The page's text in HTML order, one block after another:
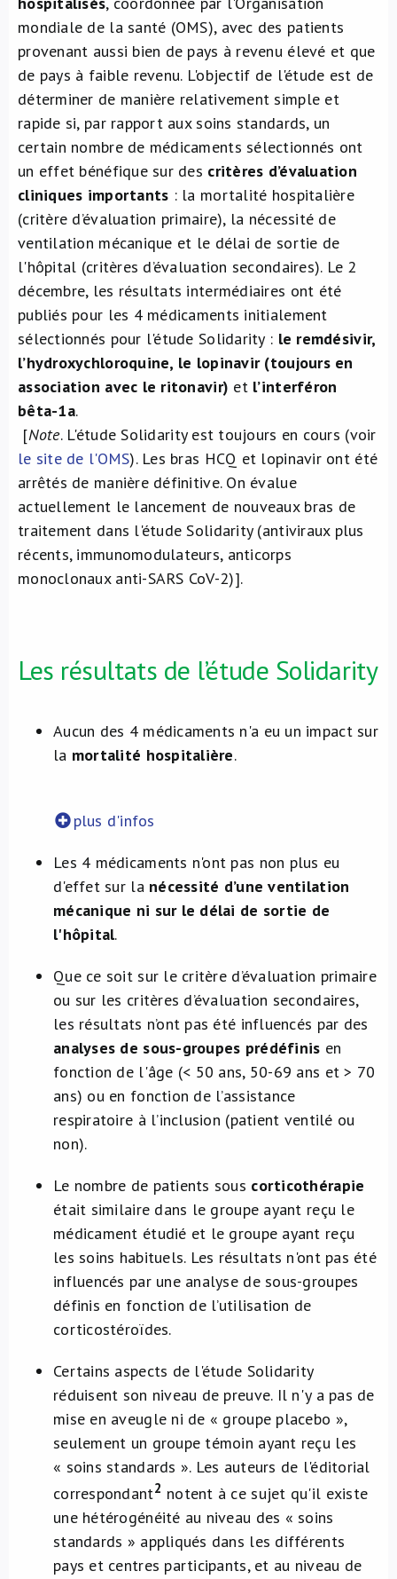
mondiale de la santé (OMS), avec des patients
provenant aussi bien de pays à revenu élevé et que
de pays à faible revenu. L'objectif de l'étude est de
déterminer de manière relativement simple et
rapide si, par rapport aux soins standards, un
certain nombre de médicaments sélectionnés ont
un effet bénéfique sur des critères d’évaluation
cliniques importants : la mortalité hospitalière
(critère d’évaluation primaire), la nécessité de
ventilation mécanique et le délai de sortie de
l'hôpital (critères d’évaluation secondaires). Le 2
décembre, les résultats intermédiaires ont été
publiés pour les 4 médicaments initialement
sélectionnés pour l'étude Solidarity : le remdésivir,
l’hydroxychloroquine, le lopinavir (toujours en
association avec le ritonavir) etl’interféron
bêta-1a.
[Note. L'étude Solidarity est toujours en cours (voir
le site de l'OMS). Les bras HCQ et lopinavir ont été
arrêtés de manière définitive. On évalue
actuellement le lancement de nouveaux bras de
traitement dans l'étude Solidarity (antiviraux plus
récents, immunomodulateurs, anticorps
monoclonaux anti-SARS CoV-2)].
Les résultats de l’étude Solidarity
Aucun des 4 médicaments n'a eu un impact sur
la mortalité hospitalière.
plus d'infos
Les 4 médicaments n'ont pas non plus eu
d'effet sur la nécessité d’une ventilation
mécanique ni sur le délai de sortie de
l'hôpital.
Que ce soit sur le critère d’évaluation primaire
ou sur les critères d’évaluation secondaires,
les résultats n’ont pas été influencés par des
analyses de sous-groupes prédéfinis en
fonction de l'âge (< 50 ans, 50-69 ans et > 70
ans) ou en fonction de l’assistance
respiratoire à l’inclusion (patient ventilé ou
non).
Le nombre de patients sous corticothérapie
était similaire dans le groupe ayant reçu le
médicament étudié et le groupe ayant reçu
les soins habituels. Les résultats n'ont pas été
influencés par une analyse de sous-groupes
définis en fonction de l’utilisation de
corticostéroïdes.
Certains aspects de l'étude Solidarity
réduisent son niveau de preuve. Il n'y a pas de
mise en aveugle ni de « groupe placebo »,
seulement un groupe témoin ayant reçu les
« soins standards ». Les auteurs de l'éditorial
correspondant2 notent à ce sujet qu'il existe
une hétérogénéité au niveau des « soins
standards » appliqués dans les différents
pays et centres participants, et au niveau de